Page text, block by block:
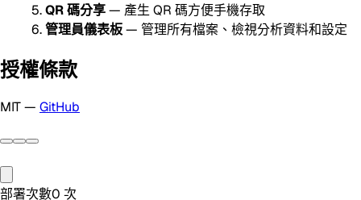
QR 碼分享— 產生 QR 碼方便手機存取
管理員儀表板— 管理所有檔案、檢視分析資料和設定
授權條款
MIT — GitHub
部署次數0 次